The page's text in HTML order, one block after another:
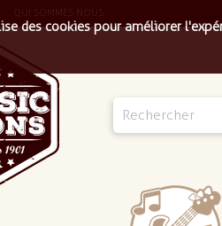
QUI SOMMES NOUS
des cookies pour améliorer